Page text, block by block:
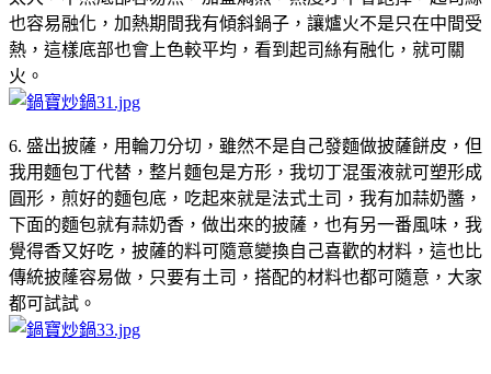
也容易融化，加熱期間我有傾斜鍋子，讓爐火不是只在中間受
熱，這樣底部也會上色較平均，看到起司絲有融化，就可關
火。
6. 盛出披薩，用輪刀分切，雖然不是自己發麵做披薩餅皮，但
我用麵包丁代替，整片麵包是方形，我切丁混蛋液就可塑形成
圓形，煎好的麵包底，吃起來就是法式土司，我有加蒜奶醬，
下面的麵包就有蒜奶香，做出來的披薩，也有另一番風味，我
覺得香又好吃，披薩的料可隨意變換自己喜歡的材料，這也比
傳統披蕯容易做，只要有土司，搭配的材料也都可隨意，大家
都可試試。